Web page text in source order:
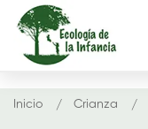
Inicio Crianza